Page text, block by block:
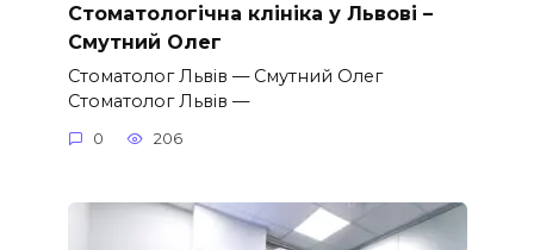
Стоматологічна клініка у Львові –
Смутний Олег
Стоматолог Львів — Смутний Олег
Стоматолог Львів —
0 206